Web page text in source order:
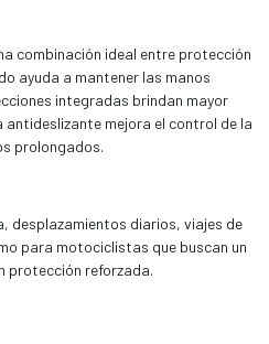
combinación ideal entre protección
ayuda a mantener las manos
integradas brindan mayor
mejora el control de la
prolongados.
desplazamientos diarios, viajes de
para motociclistas que buscan un
protección reforzada.